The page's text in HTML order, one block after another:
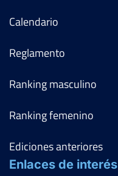
Calendario
Reglamento
Ranking masculino
Ranking femenino
Ediciones anteriores
Enlaces de interés